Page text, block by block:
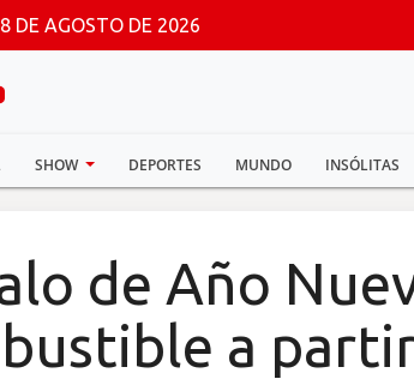
8 DE AGOSTO DE 2026
SHOW DEPORTES MUNDO INSÓLITAS
de Año
a